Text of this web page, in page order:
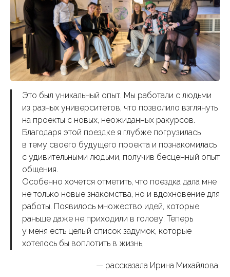
Это был уникальный опыт. Мы работали с людьми
из разных университетов, что позволило взглянуть
на проекты с новых, неожиданных ракурсов.
Благодаря этой поездке я глубже погрузилась
в тему своего будущего проекта и познакомилась
с удивительными людьми, получив бесценный опыт
общения.
Особенно хочется отметить, что поездка дала мне
не только новые знакомства, но и вдохновение для
работы. Появилось множество идей, которые
раньше даже не приходили в голову. Теперь
у меня есть целый список задумок, которые
хотелось бы воплотить в жизнь,
— рассказала Ирина Михайлова.